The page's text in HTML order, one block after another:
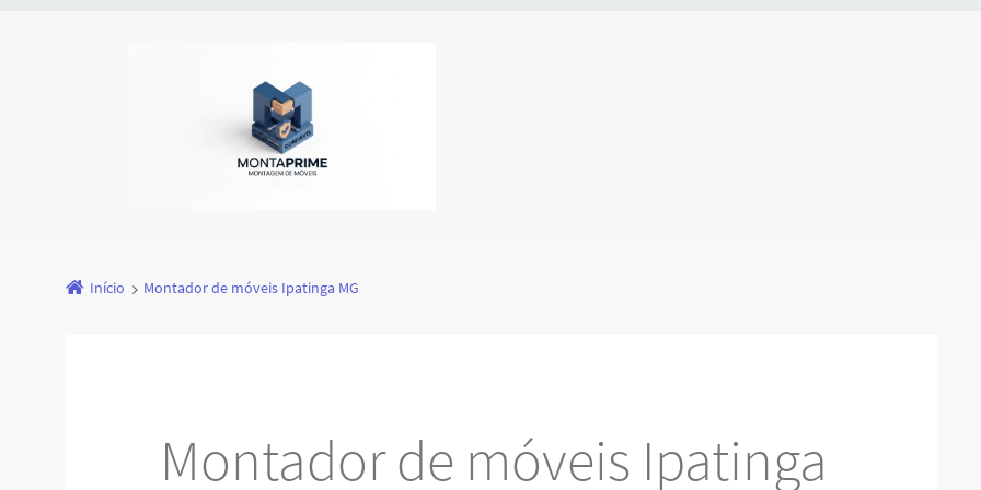
Início Montador de móveis Ipatinga MG
Montador de móveis Ipatinga